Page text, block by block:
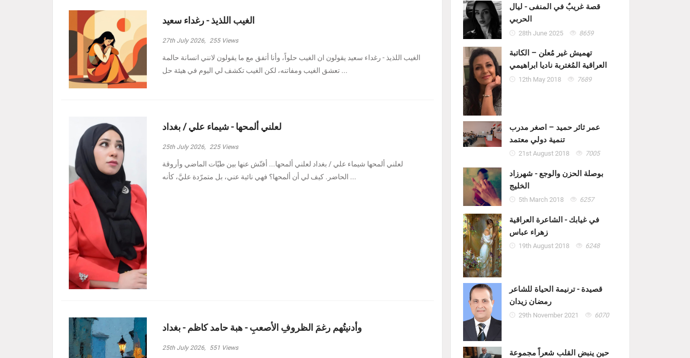
الغيب اللذيذ - رغداء سعيد
27th July 2026, 255Views
الغيب اللذيذ - رغداء سعيد يقولون ان الغيب حلواً، وأنا أتفق مع ما يقولون لانني انسانة حالمة
تعشق الغيب ومفاتنه، لكن الغيب تكشف لي اليوم في هيئة حل ...
لعلني ألمحها - شيماء علي / بغداد
25th July 2026, 225Views
لعلني ألمحها شيماء علي / بغداد لعلني ألمحها... أفتّش عنها بين طيّات الماضي وأروقة
الحاضر. كيف لي أن ألمحها؟ فهي نائية عني، بل متمرّدة عليَّ، كأنه ...
وأدنيتُهم رغمَ الظروفِ الأصعبِ - هبة حامد كاظم - بغداد
25th July 2026, 551 Views
قصة غريبٌ في المنفى - ليال
الحربي
28th June 2025 8659
تهميش غير مُعلن – الكاتبة
العراقية المُغتربة ناديا ابراهيمي
12th May 2018 7689
عمر ثائر حميد – اصغر مدرب
تنمية دولي معتمد
21st August 2018 7005
بوصلة الحزن والوجع - شهرزاد
الخليج
5th March 2018 6257
في غيابك - الشاعرة العراقية
زهراء عباس
19th August 2018 6248
قصيدة - ترنيمة الحياة للشاعر
رمضان زيدان
29th November 2021 6070
حين ينبض القلب شعراً مجموعة